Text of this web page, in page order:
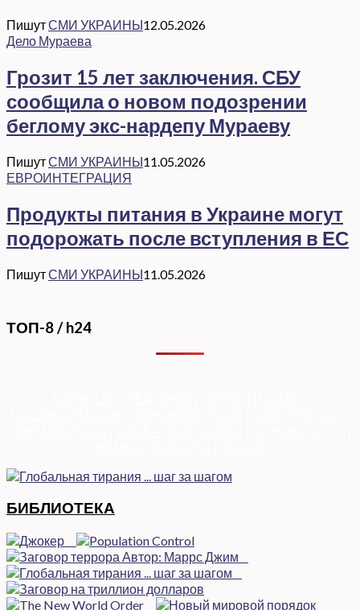
ПишутСМИ УКРАИНЫ12.05.2026
Дело Мураева
Грозит 15 лет заключения. СБУ
сообщила о новом подозрении
беглому экс-нардепу Мураеву
ПишутСМИ УКРАИНЫ11.05.2026
ЕВРОИНТЕГРАЦИЯ
Продукты питания в Украине могут
подорожать после вступления в ЕС
ПишутСМИ УКРАИНЫ11.05.2026
ТОП-8 / h24
БИБЛИОТЕКА